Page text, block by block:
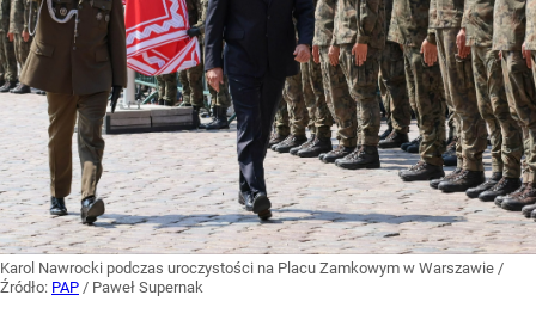
Karol Nawrocki podczas uroczystości na Placu Zamkowym w Warszawie /
Źródło: PAP / Paweł Supernak